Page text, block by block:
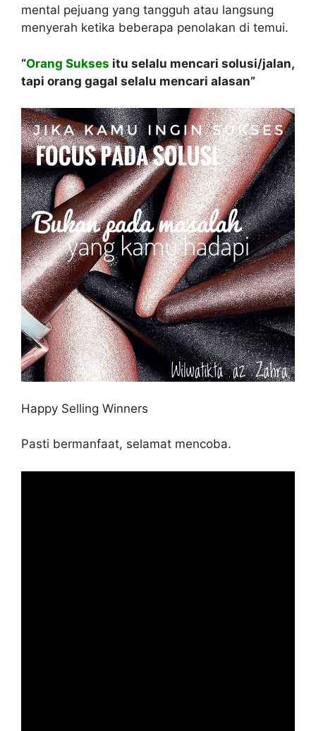
mental pejuang yang tangguh atau langsung
menyerah ketika beberapa penolakan di temui.
“Orang Sukses itu selalu mencari solusi/jalan,
tapi orang gagal selalu mencari alasan”
Happy Selling Winners
Pasti bermanfaat, selamat mencoba.